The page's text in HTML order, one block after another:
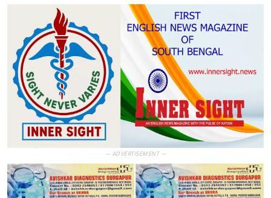
— ADVERTISEMENT —